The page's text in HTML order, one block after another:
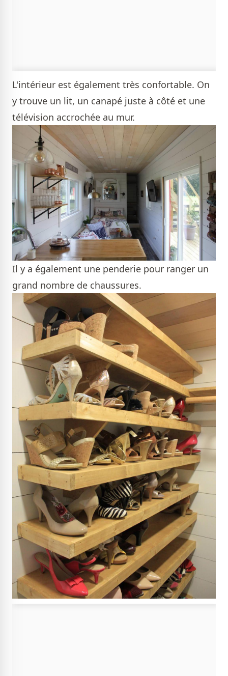
L'intérieur est également très confortable. On
y trouve un lit, un canapé juste à côté et une
télévision accrochée au mur.
Il y a également une penderie pour ranger un
grand nombre de chaussures.